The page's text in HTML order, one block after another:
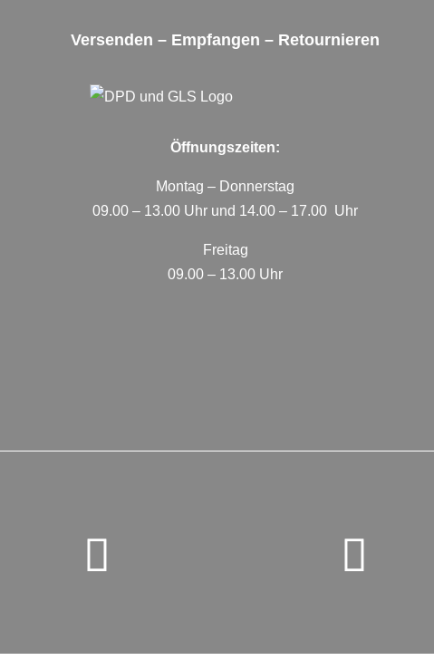
Versenden – Empfangen – Retournieren
Öffnungszeiten:
Montag – Donnerstag
09.00 – 13.00 Uhr und 14.00 – 17.00 Uhr
Freitag
09.00 – 13.00 Uhr